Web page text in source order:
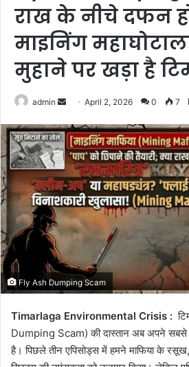
राख के नीचे दफन
माइनिंग
मुहाने पर खड़ा है
admin
Send
email
April 2, 2026 0 7
Fly Ash Dumping Scam
Timarlaga Environmental Crisis :
Dumping Scam) की दास्तान अब अपने सबसे
है। पिछले तीन एपिसोड्स में हमने माफिया के